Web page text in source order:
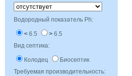
Водородный показатель Ph:
6.5
6.5
Вид септика:
Колодец
Биосептик
Требуемая производительность: